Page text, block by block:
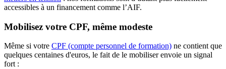
accessibles à un financement comme l’AIF.
Mobilisez votre CPF, même modeste
Même si votre CPF (compte personnel de formation) ne contient que
quelques centaines d'euros, le fait de le mobiliser envoie un signal
fort :